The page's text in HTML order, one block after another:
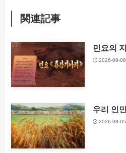
関連記事
민요의
2026-08-06
우리 인
2026-08-05